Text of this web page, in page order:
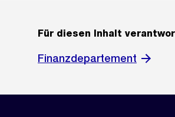
Für diesen Inhalt
Finanzdepartement